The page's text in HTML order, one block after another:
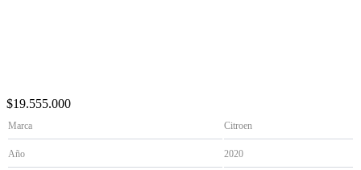
$19.555.000
Marca Citroen
Año 2020